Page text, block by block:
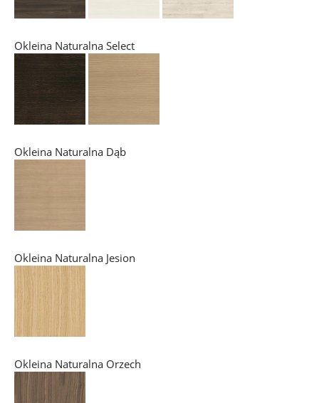
Okleina Naturalna Select
Okleina Naturalna Dąb
Okleina Naturalna Jesion
Okleina Naturalna Orzech